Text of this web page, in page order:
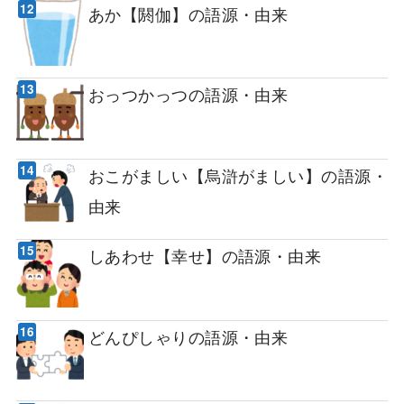
あか【閼伽】の語源・由来
おっつかっつの語源・由来
おこがましい【烏滸がましい】の語源・
由来
しあわせ【幸せ】の語源・由来
どんぴしゃりの語源・由来